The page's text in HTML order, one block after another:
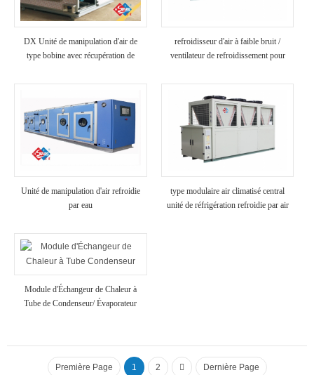
DX Unité de manipulation d'air de
type bobine avec récupération de
refroidisseur d'air à faible bruit /
ventilateur de refroidissement pour
des aliments dans une chambre froide
Unité de manipulation d'air refroidie
par eau
type modulaire air climatisé central
unité de réfrigération refroidie par air
Module d'Échangeur de Chaleur à
Tube de Condenseur/ Évaporateur
Chimique Utilisation
Première Page 1 2 Dernière Page